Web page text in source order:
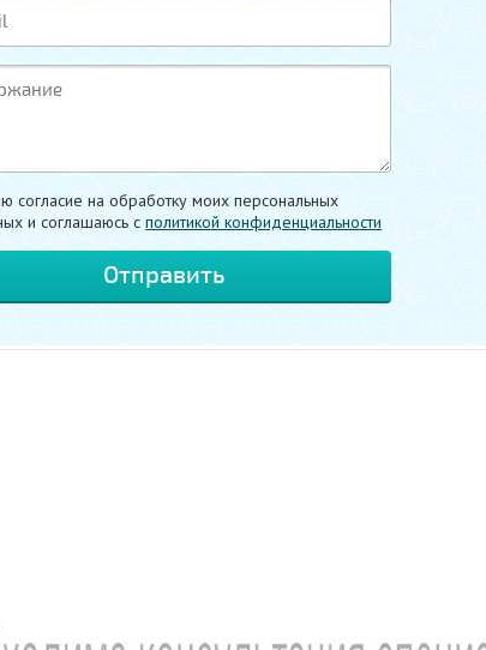
согласие на обработку моих персональных
и соглашаюсь cполитикой конфиденциальности